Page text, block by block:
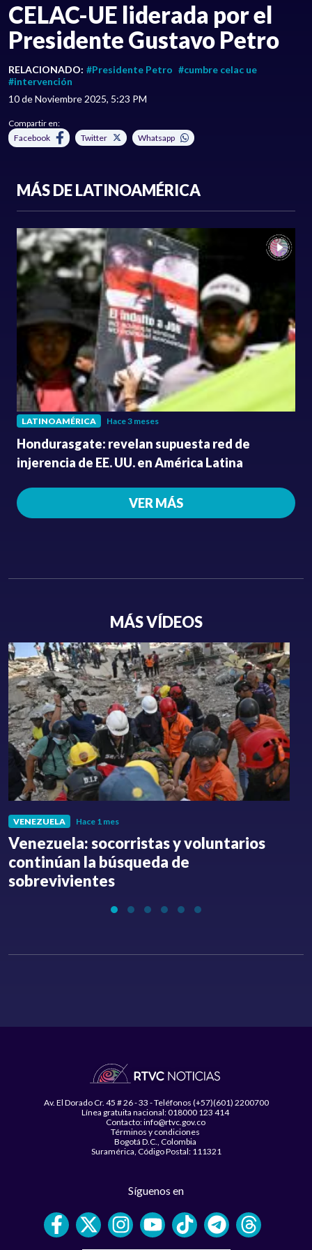
CELAC-UE liderada por el
Presidente Gustavo Petro
RELACIONADO: #Presidente Petro #cumbre celac ue
#intervención
10 de Noviembre 2025, 5:23 PM
Compartir en:
Facebook
Twitter Whatsapp
MÁS DE LATINOAMÉRICA
LATINOAMÉRICA Hace 3 meses
Hondurasgate: revelan supuesta red de
injerencia de EE. UU. en América Latina
VER MÁS
MÁS VÍDEOS
VENEZUELA Hace 1 mes
Venezuela: socorristas y voluntarios
continúan la búsqueda de
sobrevivientes
Av. El Dorado Cr. 45 # 26 - 33 - Teléfonos (+57)(601) 2200700
Línea gratuita nacional: 018000 123 414
Contacto: info@rtvc.gov.co
Términos y condiciones
Bogotá D.C., Colombia
Suramérica, Código Postal: 111321
Síguenos en